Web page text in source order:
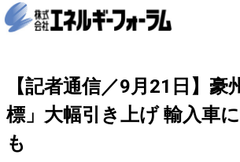
【記者通信／9月21日】豪
標」大幅引き上げ 輸入車
も